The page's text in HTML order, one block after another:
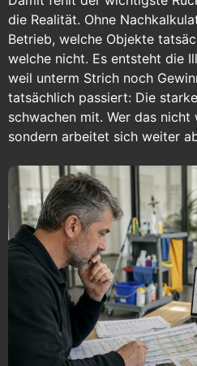
die Realität. Ohne
Betrieb, welche Objekte
welche nicht. Es entsteht die
weil unterm Strich noch
tatsächlich passiert: Die
schwachen mit. Wer das
sondern arbeitet sich weiter